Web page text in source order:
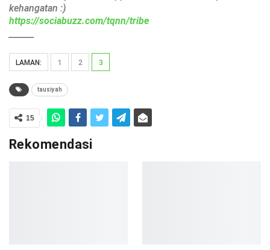
kehangatan :)
https://sociabuzz.com/tqnn/tribe
LAMAN: 1 2 3
tausiyah
15
Rekomendasi